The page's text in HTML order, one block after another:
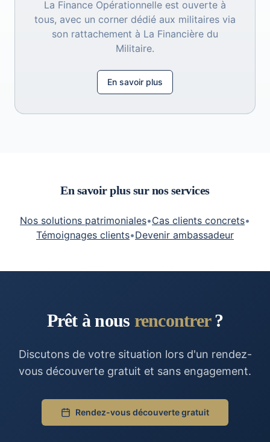
La Finance Opérationnelle est ouverte à
tous, avec un corner dédié aux militaires via
son rattachement à La Financière du
Militaire.
En savoir plus
En savoir plus sur nos services
Nos solutions patrimoniales•Cas clients concrets•
Témoignages clients•Devenir ambassadeur
Prêt à nous rencontrer?
Discutons de votre situation lors d'un rendez-
vous découverte gratuit et sans engagement.
Rendez-vous découverte gratuit